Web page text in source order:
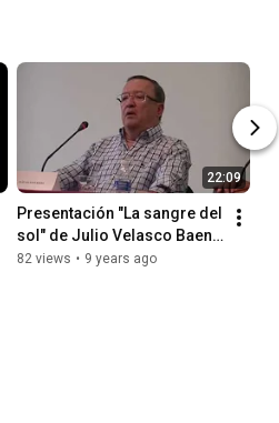
22:09
Presentación "La sangre del
sol" de Julio Velasco Baena
(preguntas)
82 views • 9 years ago